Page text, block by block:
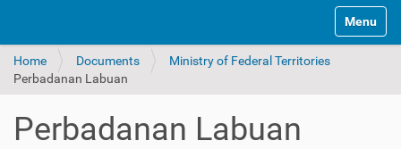
Toggle
Home Documents
Ministry of Federal Territories
Perbadanan Labuan
Perbadanan Labuan